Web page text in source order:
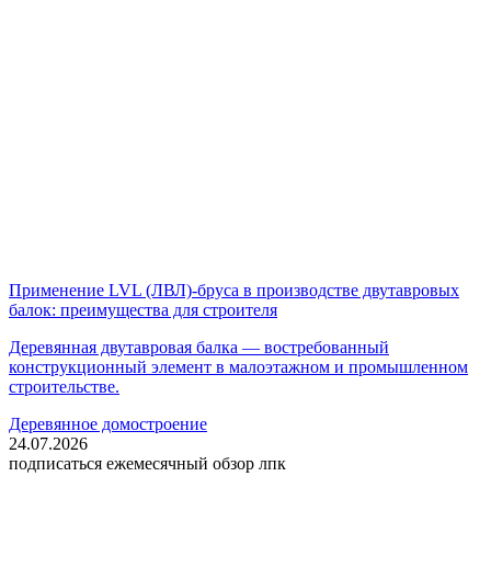
Применение LVL (ЛВЛ)-бруса в производстве двутавровых
балок: преимущества для строителя
Деревянная двутавровая балка — востребованный
конструкционный элемент в малоэтажном и промышленном
строительстве.
Деревянное домостроение
24.07.2026
подписаться ежемесячный обзор лпк